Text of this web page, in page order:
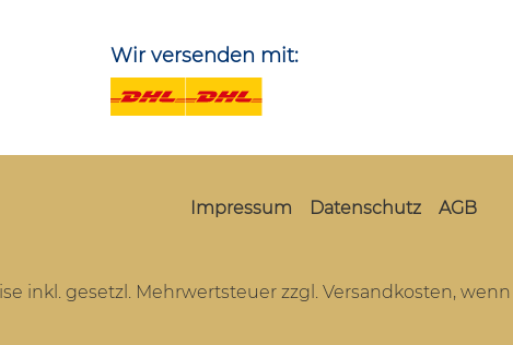
Wir versenden mit:
Impressum Datenschutz AGB
inkl. gesetzl. Mehrwertsteuer zzgl. Versandkosten,